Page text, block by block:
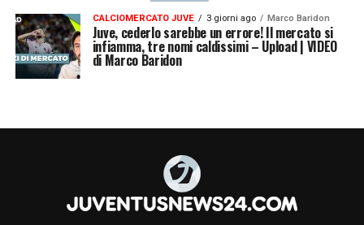
CALCIOMERCATO JUVE 3 giorni ago Marco Baridon
Juve, cederlo sarebbe un errore! Il mercato si
infiamma, tre nomi caldissimi – Upload | VIDEO
di Marco Baridon